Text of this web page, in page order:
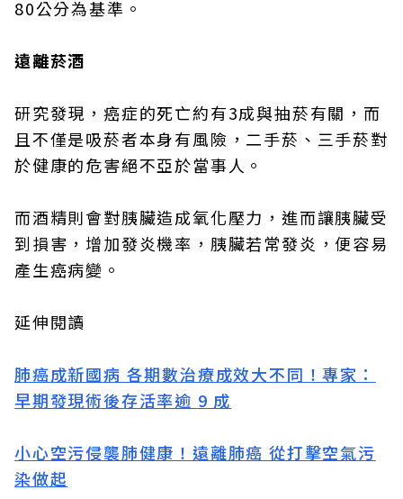
80公分為基準。
遠離菸酒
研究發現，癌症的死亡約有3成與抽菸有關，而
且不僅是吸菸者本身有風險，二手菸、三手菸對
於健康的危害絕不亞於當事人。
而酒精則會對胰臟造成氧化壓力，進而讓胰臟受
到損害，增加發炎機率，胰臟若常發炎，便容易
產生癌病變。
延伸閱讀
肺癌成新國病 各期數治療成效大不同！專家：
早期發現術後存活率逾 9 成
小心空污侵襲肺健康！遠離肺癌 從打擊空氣污
染做起